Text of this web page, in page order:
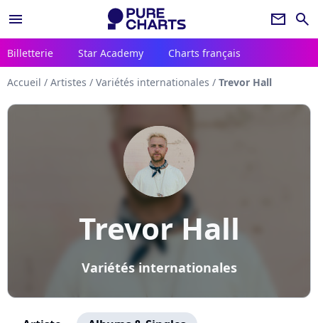
menu newsletter search
Billetterie Star Academy Charts français
Accueil / Artistes / Variétés internationales / Trevor Hall
Trevor Hall
Variétés internationales